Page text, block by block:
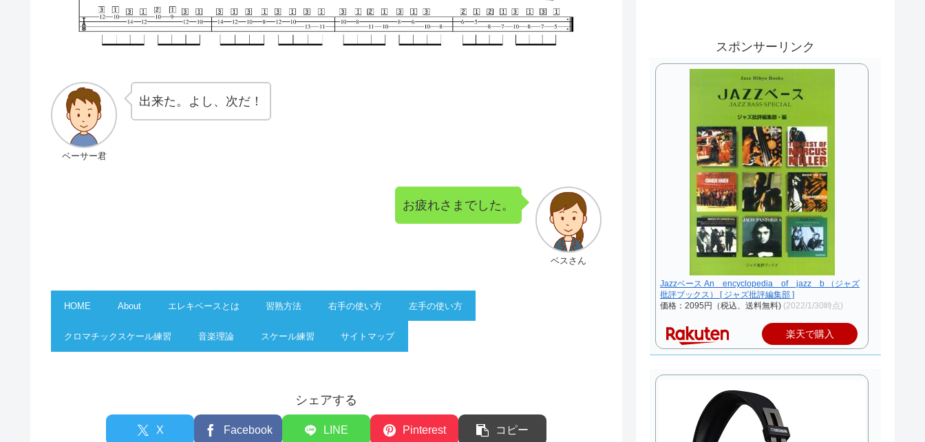
ベーサー君
出来た。よし、次だ！
ベスさん
お疲れさまでした。
HOME About エレキベースとは 習熟方法 右手の使い方 左手の使い方
クロマチックスケール練習 音楽理論 スケール練習 サイトマップ
シェアする
X Facebook LINE Pinterest コピー
スポンサーリンク
Jazzベース An encyclopedia of jazz b （ジャズ
批評ブックス） [ ジャズ批評編集部 ]
価格：2095円（税込、送料無料) (2022/1/30時点)
楽天で購入